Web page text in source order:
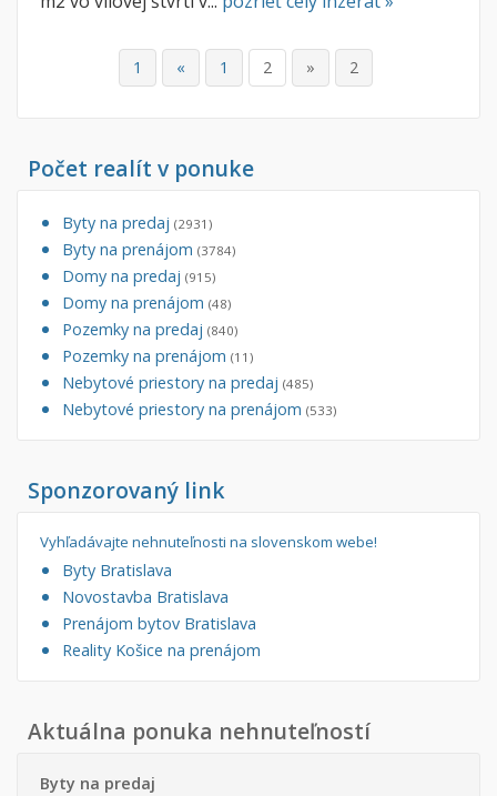
1 « 1 2 » 2
Počet realít v ponuke
Byty na predaj (2931)
Byty na prenájom (3784)
Domy na predaj (915)
Domy na prenájom (48)
Pozemky na predaj (840)
Pozemky na prenájom (11)
Nebytové priestory na predaj (485)
Nebytové priestory na prenájom (533)
Sponzorovaný link
Vyhľadávajte nehnuteľnosti na slovenskom webe!
Byty Bratislava
Novostavba Bratislava
Prenájom bytov Bratislava
Reality Košice na prenájom
Aktuálna ponuka nehnuteľností
Byty na predaj